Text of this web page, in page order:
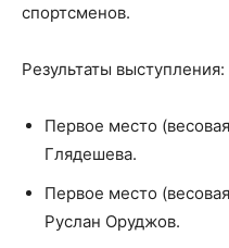
спортсменов.
Результаты выступления:
Первое место
Глядешева.
Первое место
Руслан Оруджов.